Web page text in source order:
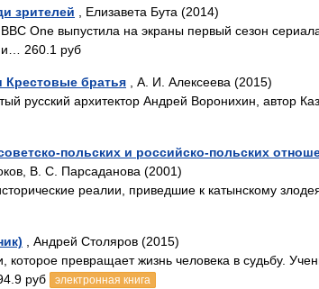
зрителей , Елизавета Бута (2014)
One выпустила на экраны первый сезон
260.1 руб
Крестовые братья , А. И. Алексеева (2015)
русский архитектор Андрей Воронихин, автор
польских и российско-польских
В. С. Парсаданова (2001)
реалии, приведшие к катынскому
, Андрей Столяров (2015)
которое превращает жизнь человека в судьбу.
руб
электронная книга